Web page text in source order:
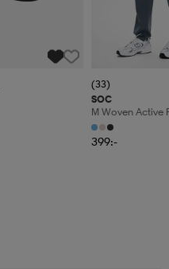
(33)
SOC
M Woven Active
399:-